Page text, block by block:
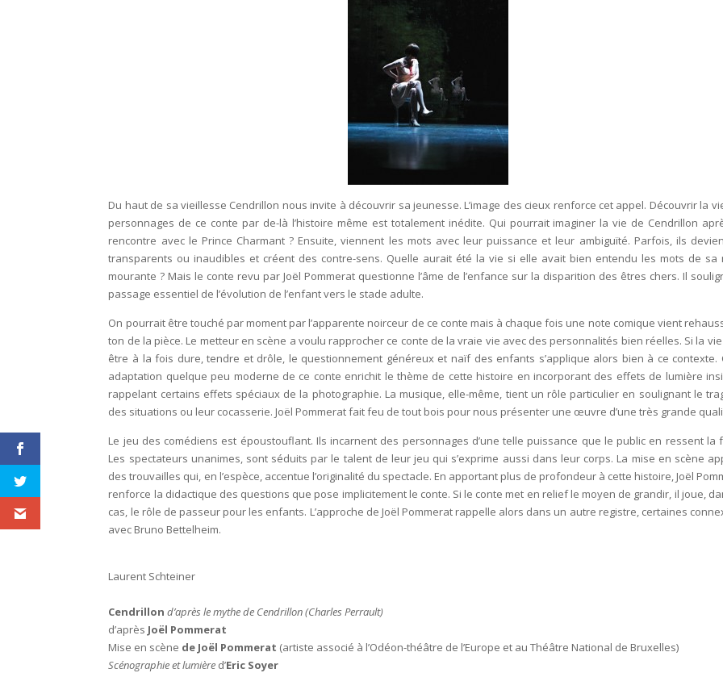
Du haut de sa vieillesse Cendrillon nous invite à découvrir sa jeunesse. L’image des cieux renforce cet appel. Découvrir la
personnages de ce conte par de-là l’histoire même est totalement inédite. Qui pourrait imaginer la vie de Cendrillon
rencontre avec le Prince Charmant ? Ensuite, viennent les mots avec leur puissance et leur ambiguïté. Parfois, ils
transparents ou inaudibles et créent des contre-sens. Quelle aurait été la vie si elle avait bien entendu les mots de sa
mourante ? Mais le conte revu par Joël Pommerat questionne l’âme de l’enfance sur la disparition des êtres chers. Il
passage essentiel de l’évolution de l’enfant vers le stade adulte.
On pourrait être touché par moment par l’apparente noirceur de ce conte mais à chaque fois une note comique vient
ton de la pièce. Le metteur en scène a voulu rapprocher ce conte de la vraie vie avec des personnalités bien réelles. Si la
être à la fois dure, tendre et drôle, le questionnement généreux et naïf des enfants s’applique alors bien à ce contexte.
adaptation quelque peu moderne de ce conte enrichit le thème de cette histoire en incorporant des effets de lumière
rappelant certains effets spéciaux de la photographie. La musique, elle-même, tient un rôle particulier en soulignant le
des situations ou leur cocasserie. Joël Pommerat fait feu de tout bois pour nous présenter une œuvre d’une très grande
Le jeu des comédiens est époustouflant. Ils incarnent des personnages d’une telle puissance que le public en ressent la
Les spectateurs unanimes, sont séduits par le talent de leur jeu qui s’exprime aussi dans leur corps. La mise en scène
des trouvailles qui, en l’espèce, accentue l’originalité du spectacle. En apportant plus de profondeur à cette histoire, Joël
renforce la didactique des questions que pose implicitement le conte. Si le conte met en relief le moyen de grandir, il joue,
cas, le rôle de passeur pour les enfants. L’approche de Joël Pommerat rappelle alors dans un autre registre, certaines
avec Bruno Bettelheim.
Laurent Schteiner
Cendrillon d’après le mythe de Cendrillon (Charles Perrault)
d’après Joël Pommerat
Mise en scène de Joël Pommerat (artiste associé à l’Odéon-théâtre de l’Europe et au Théâtre National de Bruxelles)
Scénographie et lumière d’Eric Soyer